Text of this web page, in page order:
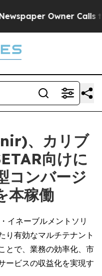
Owner Calls
、カリブ
向けに
コンバージ
本稼働
イネーブルメントソリ
り有効なマルチテナント
とで、業務の効率化、市
ービスの収益化を実現す